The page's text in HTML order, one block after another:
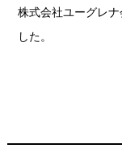
株式会社ユーグレ
した。